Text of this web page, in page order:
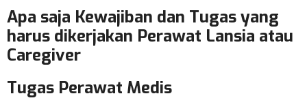
Apa saja Kewajiban dan Tugas yang
harus dikerjakan Perawat Lansia atau
Caregiver
Tugas Perawat Medis